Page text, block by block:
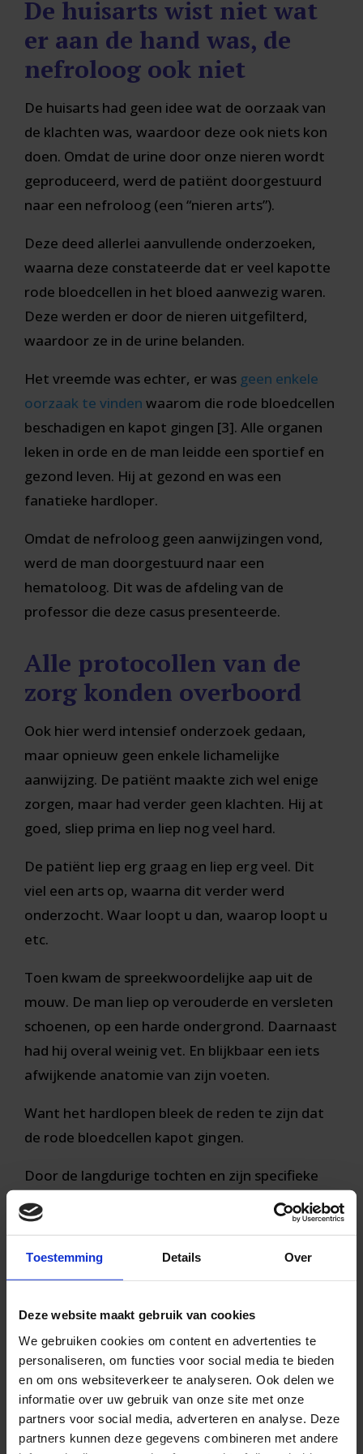
Toestemming Details Over
Deze website maakt gebruik van cookies
We gebruiken cookies om content en advertenties te
personaliseren, om functies voor social media te bieden
en om ons websiteverkeer te analyseren. Ook delen we
informatie over uw gebruik van onze site met onze
partners voor social media, adverteren en analyse. Deze
partners kunnen deze gegevens combineren met andere
De huisarts wist niet wat
er aan de hand was, de
nefroloog ook niet
De huisarts had geen idee wat de oorzaak van
de klachten was, waardoor deze ook niets kon
doen. Omdat de urine door onze nieren wordt
geproduceerd, werd de patiënt doorgestuurd
naar een nefroloog (een “nieren arts”).
Deze deed allerlei aanvullende onderzoeken,
waarna deze constateerde dat er veel kapotte
rode bloedcellen in het bloed aanwezig waren.
Deze werden er door de nieren uitgefilterd,
waardoor ze in de urine belanden.
Het vreemde was echter, er was geen enkele
oorzaak te vinden waarom die rode bloedcellen
beschadigen en kapot gingen [3]. Alle organen
leken in orde en de man leidde een sportief en
gezond leven. Hij at gezond en was een
fanatieke hardloper.
Omdat de nefroloog geen aanwijzingen vond,
werd de man doorgestuurd naar een
hematoloog. Dit was de afdeling van de
professor die deze casus presenteerde.
Alle protocollen van de
zorg konden overboord
Ook hier werd intensief onderzoek gedaan,
maar opnieuw geen enkele lichamelijke
aanwijzing. De patiënt maakte zich wel enige
zorgen, maar had verder geen klachten. Hij at
goed, sliep prima en liep nog veel hard.
De patiënt liep erg graag en liep erg veel. Dit
viel een arts op, waarna dit verder werd
onderzocht. Waar loopt u dan, waarop loopt u
etc.
Toen kwam de spreekwoordelijke aap uit de
mouw. De man liep op verouderde en versleten
schoenen, op een harde ondergrond. Daarnaast
had hij overal weinig vet. En blijkbaar een iets
afwijkende anatomie van zijn voeten.
Want het hardlopen bleek de reden te zijn dat
de rode bloedcellen kapot gingen.
Door de langdurige tochten en zijn specifieke
manier van lopen, werden de rode bloedcellen
geplet onder zijn hielbeen. Hij stampte bij elke
stap dus een paar rode bloedcellen kapot.
Deze werden vervolgens uitgeplast via de
nieren en de urine. Een paar simpele
aanpassingen zorgde er vervolgens voor dat de
rode urine verleden tijd was.
Nu heeft dit verhaal inhoudelijk weinig te
maken met onze praktijk, maar het is wel een
reminder dat lang niet alles te vangen is in